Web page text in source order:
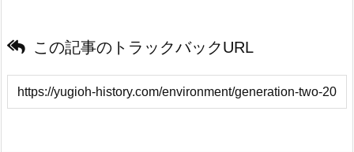
この記事のトラックバックURL